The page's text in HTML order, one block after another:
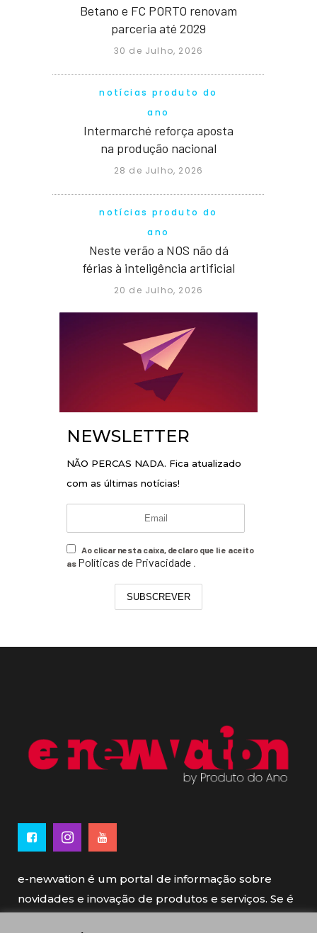
Betano e FC PORTO renovam
parceria até 2029
30 de Julho, 2026
notícias produto do
ano
Intermarché reforça aposta
na produção nacional
28 de Julho, 2026
notícias produto do
ano
Neste verão a NOS não dá
férias à inteligência artificial
20 de Julho, 2026
NEWSLETTER
NÃO PERCAS NADA. Fica atualizado
com as últimas notícias!
Ao clicar nesta caixa, declaro que li e aceito
as Políticas de Privacidade
SUBSCREVER
e-newvation é um portal de informação sobre
novidades e inovação de produtos e serviços. Se é